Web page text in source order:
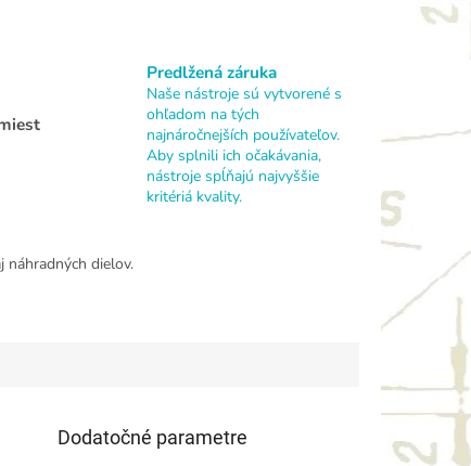
Predlžená záruka
Naše nástroje sú vytvorené s
ohľadom na tých
najnáročnejších používateľov.
Aby splnili ich očakávania,
nástroje spĺňajú najvyššie
kritériá kvality.
náhradných dielov.
Dodatočné parametre